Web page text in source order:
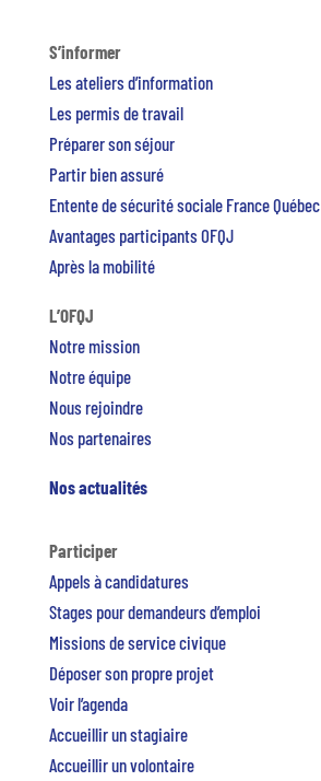
S’informer
Les ateliers d’information
Les permis de travail
Préparer son séjour
Partir bien assuré
Entente de sécurité sociale France Québec
Avantages participants OFQJ
Après la mobilité
L’OFQJ
Notre mission
Notre équipe
Nous rejoindre
Nos partenaires
Nos actualités
Participer
Appels à candidatures
Stages pour demandeurs d’emploi
Missions de service civique
Déposer son propre projet
Voir l’agenda
Accueillir un stagiaire
Accueillir un volontaire